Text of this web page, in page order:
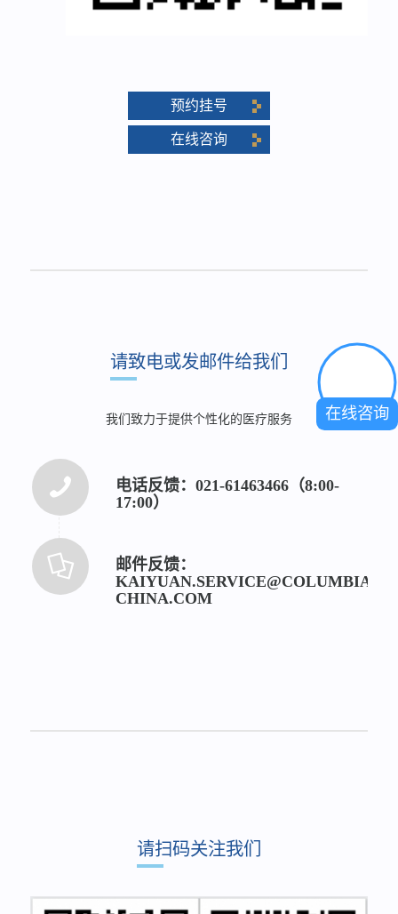
预约挂号
在线咨询
请致电或发邮件给我们
我们致力于提供个性化的医疗服务
电话反馈：021-61463466（8:00-
17:00）
邮件反馈：
KAIYUAN.SERVICE@COLUMBIA-
CHINA.COM
请扫码关注我们
在线咨询